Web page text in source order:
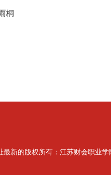
桐
最新的版权所有：江苏财会职业